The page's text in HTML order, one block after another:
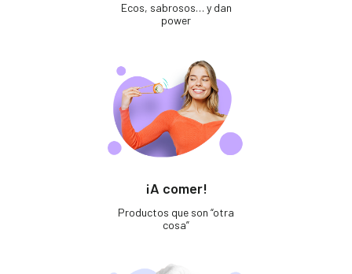
Ecos, sabrosos… y dan
power
¡A comer!
Productos que son “otra
cosa”